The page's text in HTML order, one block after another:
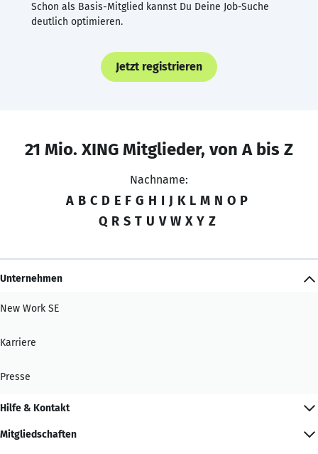
Schon als Basis-Mitglied kannst Du Deine Job-Suche
deutlich optimieren.
Jetzt registrieren
21 Mio. XING Mitglieder, von A bis Z
Nachname:
A B C D E F G H I J K L M N O P
Q R S T U V W X Y Z
Unternehmen
New Work SE
Karriere
Presse
Hilfe & Kontakt
Mitgliedschaften